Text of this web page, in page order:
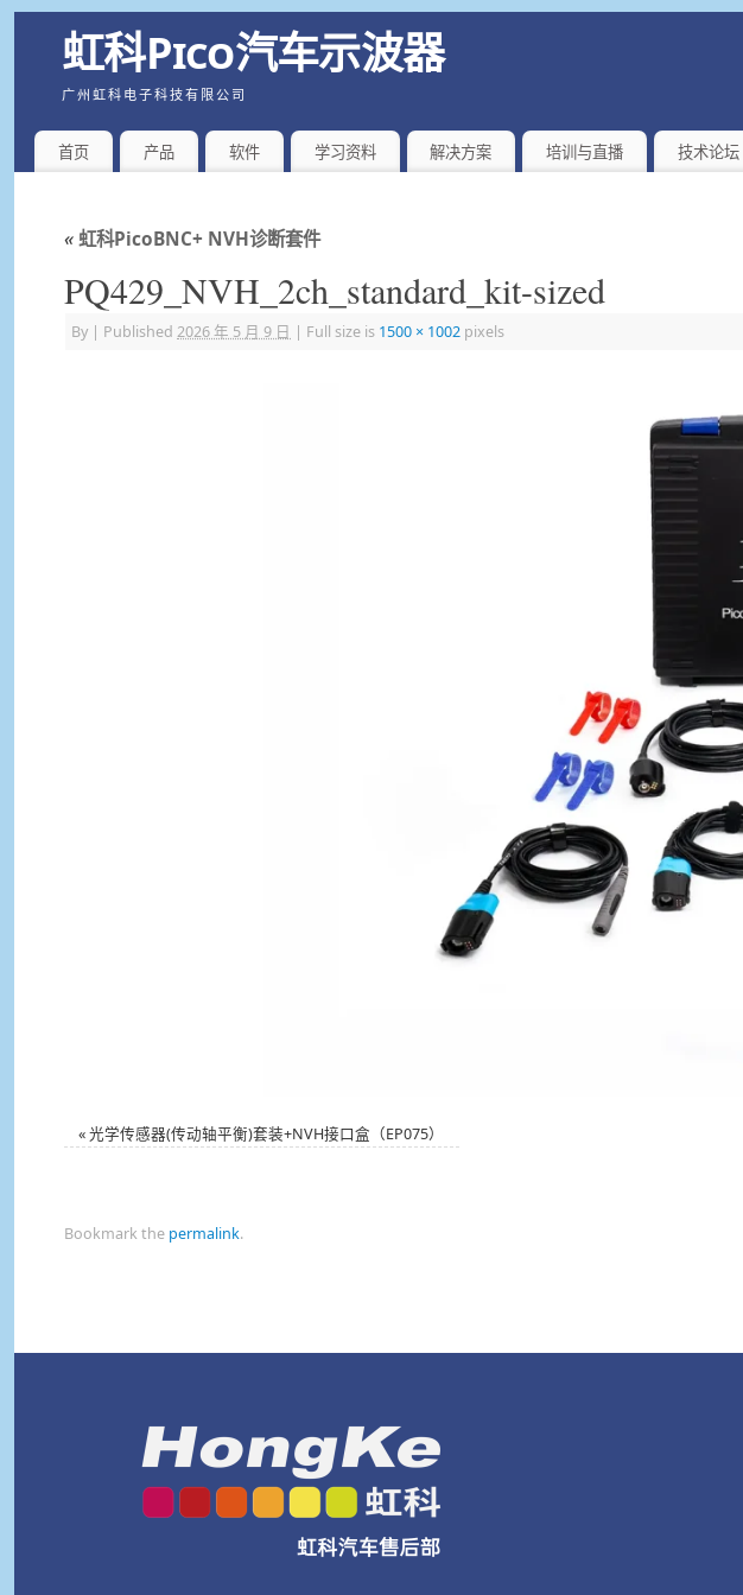
虹科Pico汽车示波器
广州虹科电子科技有限公司
首页 产品 软件 学习资料 解决方案 培训与直播 技术论坛
«虹科PicoBNC+ NVH诊断套件
PQ429_NVH_2ch_standard_kit-sized
By | Published 2026 年 5 月 9 日 | Full size is 1500 × 1002 pixels
«光学传感器(传动轴平衡)套装+NVH接口盒（EP075）
Bookmark the permalink.